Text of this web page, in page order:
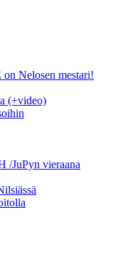
Nelosen mestari!
(+video)
/JuPyn vieraana